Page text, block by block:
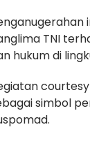
TNI
hukum di
simbol